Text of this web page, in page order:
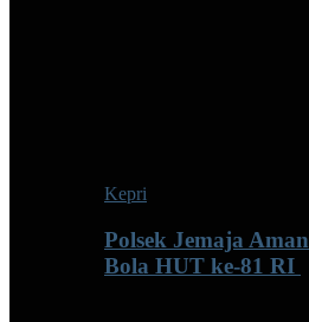
Kepri
Polsek Jemaja
Bola HUT ke-81 RI ‎